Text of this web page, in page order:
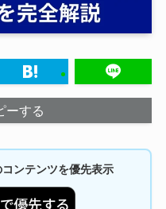
ーする
ンテンツを優先表示